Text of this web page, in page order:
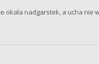
okala nadgarstek, a ucha nie